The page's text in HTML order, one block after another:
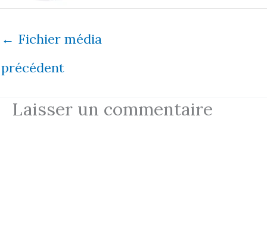
← Fichier média
précédent
Laisser un commentaire